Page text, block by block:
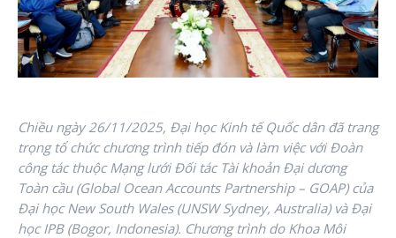
Chiều ngày 26/11/2025, Đại học Kinh tế Quốc dân đã trang
trọng tổ chức chương trình tiếp đón và làm việc với Đoàn
công tác thuộc Mạng lưới Đối tác Tài khoản Đại dương
Toàn cầu (Global Ocean Accounts Partnership – GOAP) của
Đại học New South Wales (UNSW Sydney, Australia) và Đại
học IPB (Bogor, Indonesia). Chương trình do Khoa Môi